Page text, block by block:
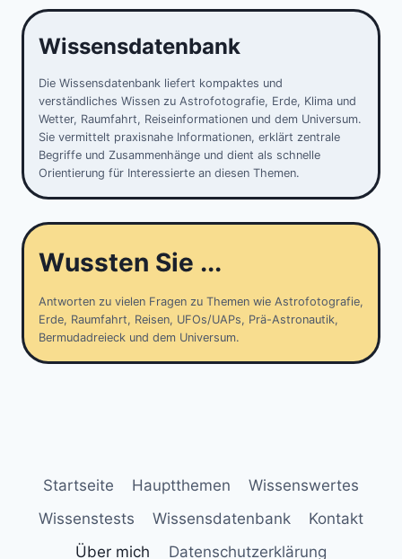
Wissensdatenbank
Die Wissensdatenbank liefert kompaktes und
verständliches Wissen zu Astrofotografie, Erde, Klima und
Wetter, Raumfahrt, Reiseinformationen und dem Universum.
Sie vermittelt praxisnahe Informationen, erklärt zentrale
Begriffe und Zusammenhänge und dient als schnelle
Orientierung für Interessierte an diesen Themen.
Wussten Sie ...
Antworten zu vielen Fragen zu Themen wie Astrofotografie,
Erde, Raumfahrt, Reisen, UFOs/UAPs, Prä-Astronautik,
Bermudadreieck und dem Universum.
Startseite Hauptthemen
Wissenswertes
Wissenstests
Wissensdatenbank
Kontakt
Über mich
Datenschutzerklärung